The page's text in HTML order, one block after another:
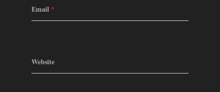
Email *
Website